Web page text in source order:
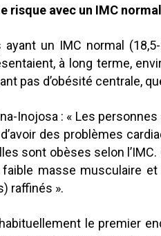
risque avec un IMC
ayant un IMC normal
à long terme,
pas d’obésité centrale,
Inojosa : « Les
des problèmes
sont obèses selon
masse musculaire
raffinés ».
le premier